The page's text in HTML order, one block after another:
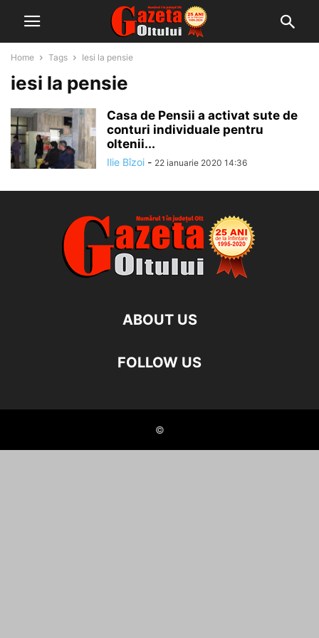
Home Tags Iesi la pensie
iesi la pensie
Casa de Pensii a activat sute de
conturi individuale pentru
oltenii...
Ilie Bîzoi - 22 ianuarie 2020 14:36
ABOUT US
FOLLOW US
©